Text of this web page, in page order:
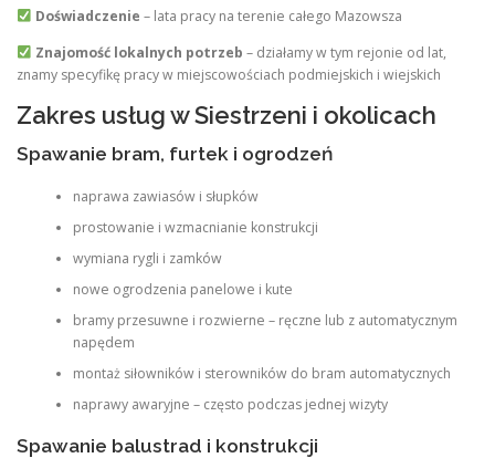
Doświadczenie – lata pracy na terenie całego Mazowsza
Znajomość lokalnych potrzeb – działamy w tym rejonie od lat,
znamy specyfikę pracy w miejscowościach podmiejskich i wiejskich
Zakres usług w Siestrzeni i okolicach
Spawanie bram, furtek i ogrodzeń
naprawa zawiasów i słupków
prostowanie i wzmacnianie konstrukcji
wymiana rygli i zamków
nowe ogrodzenia panelowe i kute
bramy przesuwne i rozwierne – ręczne lub z automatycznym
napędem
montaż siłowników i sterowników do bram automatycznych
naprawy awaryjne – często podczas jednej wizyty
Spawanie balustrad i konstrukcji